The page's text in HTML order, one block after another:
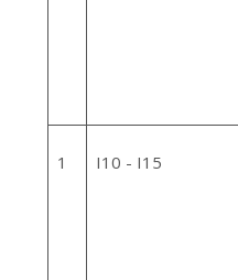
1 I10 - I15